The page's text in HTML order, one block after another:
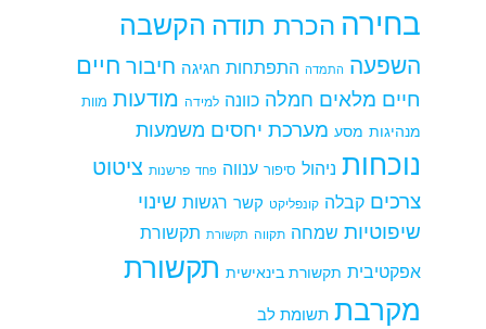
בחירה הכרת תודה הקשבה
השפעה התמדה התפתחות חגיגה חיבור חיים
חיים מלאים חמלה כוונה למידה מודעות מוות
מנהיגות מסע מערכת יחסים משמעות
נוכחות ניהול סיפור ענווה פחד פרשנות ציטוט
צרכים קבלה קונפליקט קשר רגשות שינוי
שיפוטיות שמחה תקווה תקשורת תקשורת
אפקטיבית תקשורת בינאישית תקשורת
מקרבת תשומת לב